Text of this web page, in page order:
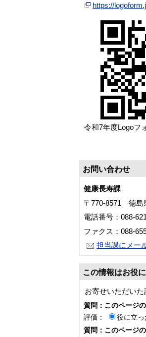
https://
令和7年度Logoフ
お問い合わせ
健康長寿課
〒770-8571 徳島
電話番号：088-
ファクス：088-
担当課にメー
この情報はお役
お寄せいただいた
質問：このページ
評価：
役に立っ
質問：このページ